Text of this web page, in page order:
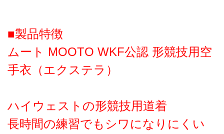
■製品特徴
ムート MOOTO WKF公認 形競技用空
手衣（エクステラ）
ハイウェストの形競技用道着
長時間の練習でもシワになりにくい